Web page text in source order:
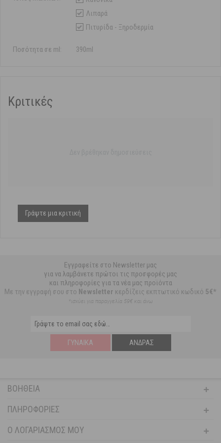
Λιπαρά
Πιτυρίδα - Ξηροδερμία
Ποσότητα σε ml: 390ml
Κριτικές
Γράψτε μια κριτική
Εγγραφείτε στο Newsletter μας
για να λαμβάνετε πρώτοι τις προσφορές μας
και πληροφορίες για τα νέα μας προϊόντα
Με την εγγραφή σου στο Newsletter κερδίζεις εκπτωτικό κωδικό 5€*
*ισχύει για παραγγελία 59€ και άνω
ΓΥΝΑΊΚΑ ΆΝΔΡΑΣ
ΒΟΉΘΕΙΑ
ΠΛΗΡΟΦΟΡΊΕΣ
Ο ΛΟΓΑΡΙΑΣΜΌΣ ΜΟΥ